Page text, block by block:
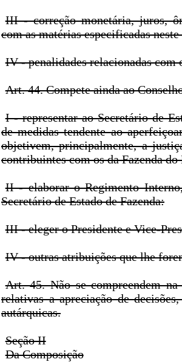
III - correção monetária, juros,
com as matérias especificadas
IV - penalidades relacionadas com
Art. 44. Compete ainda ao
I - representar ao Secretário de
de medidas tendente ao
objetivem, principalmente, a
contribuintes com os da Fazenda do
II - elaborar o Regimento
Secretário de Estado de Fazenda:
III - eleger o Presidente e Vice-
IV - outras atribuições que lhe
Art. 45. Não se compreendem na
relativas a apreciação de
autárquicas.
Seção II
Da Composição